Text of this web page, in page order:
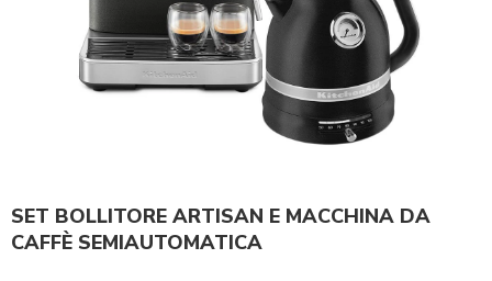
SET BOLLITORE ARTISAN E MACCHINA DA
CAFFÈ SEMIAUTOMATICA